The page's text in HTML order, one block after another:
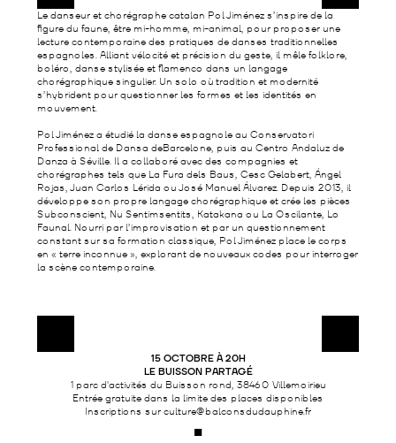
Le danseur et chorégraphe catalan Pol Jiménez s’inspire de la
figure du faune, être mi-homme, mi-animal, pour proposer une
lecture contemporaine des pratiques de danses traditionnelles
espagnoles. Alliant vélocité et précision du geste, il mêle folklore,
boléro, danse stylisée et flamenco dans un langage
chorégraphique singulier. Un solo où tradition et modernité
s’hybrident pour questionner les formes et les identités en
mouvement.
Pol Jiménez a étudié la danse espagnole au Conservatori
Professional de Dansa deBarcelone, puis au Centro Andaluz de
Danza à Séville. Il a collaboré avec des compagnies et
chorégraphes tels que La Fura dels Baus, Cesc Gelabert, Ángel
Rojas, Juan Carlos Lérida ou José Manuel Álvarez. Depuis 2013, il
développe son propre langage chorégraphique et crée les pièces
Subconscient, Nu Sentimsentits, Katakana ou La Oscilante, Lo
Faunal. Nourri par l’improvisation et par un questionnement
constant sur sa formation classique, Pol Jiménez place le corps
en « terre inconnue », explorant de nouveaux codes pour interroger
la scène contemporaine.
15 OCTOBRE À 20H
LE BUISSON PARTAGÉ
1 parc d'activités du Buisson rond, 38460 Villemoirieu
Entrée gratuite dans la limite des places disponibles
Inscriptions sur culture@balconsdudauphine.fr
■